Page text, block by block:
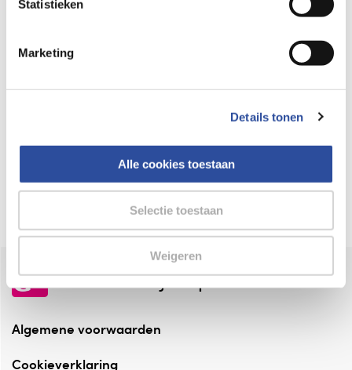
Statistieken
Marketing
Details tonen
Alle cookies toestaan
Selectie toestaan
Weigeren
webshop mag verkopen.
⁠Verantwoorde zorg, ⁠ook online.
Altijd onze folder bij de hand
Check onze folders ⁠bij AlleFolders.
de vriendelijke specialist
Algemene voorwaarden
Cookieverklaring